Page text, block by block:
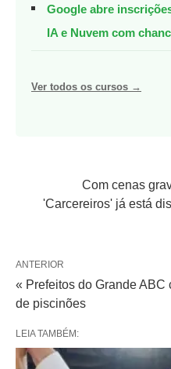
Google abre
IA e Nuvem com
Ver todos os cursos →
Com cenas
'Carcereiros' já está
ANTERIOR
« Prefeitos do Grande
de piscinões
LEIA TAMBÉM: